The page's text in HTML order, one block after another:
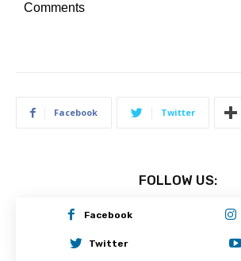
Comments
Facebook Twitter
FOLLOW US:
Facebook
Twitter